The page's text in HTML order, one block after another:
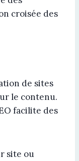
croisée des
de sites
le contenu.
facilite des
site ou